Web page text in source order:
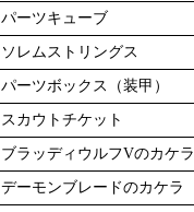
パーツキューブ
ソレムストリングス
パーツボックス（装甲）
スカウトチケット
ブラッディウルフVのカケラ
デーモンブレードのカケラ